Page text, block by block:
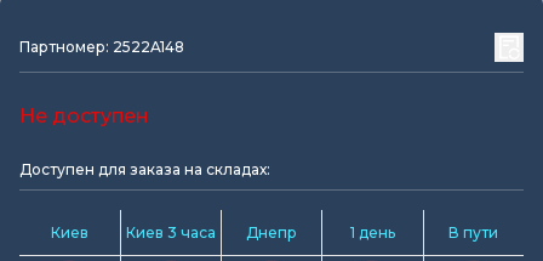
Партномер: 2522A148
Не доступен
Доступен для заказа на складах:
Киев Киев 3 часа Днепр 1 день В пути